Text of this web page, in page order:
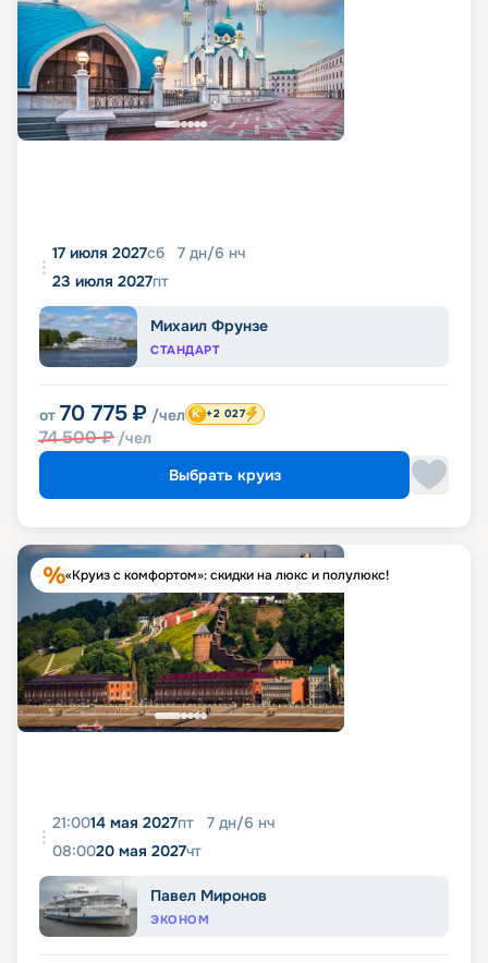
17 июля 2027сб 7 дн/6 нч
23 июля 2027пт
Михаил Фрунзе
СТАНДАРТ
от 70 775 ₽ /чел
74 500₽ /чел
+2 027
Выбрать круиз
«Круиз с комфортом»: скидки на люкс и полулюкс!
21:0014 мая 2027пт 7 дн/6 нч
08:0020 мая 2027чт
Павел Миронов
ЭКОНОМ